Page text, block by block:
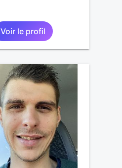
Voir le profil